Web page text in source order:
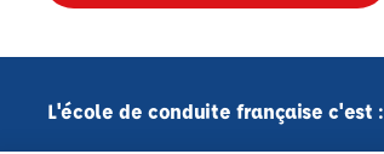
L'école de conduite française c'est :